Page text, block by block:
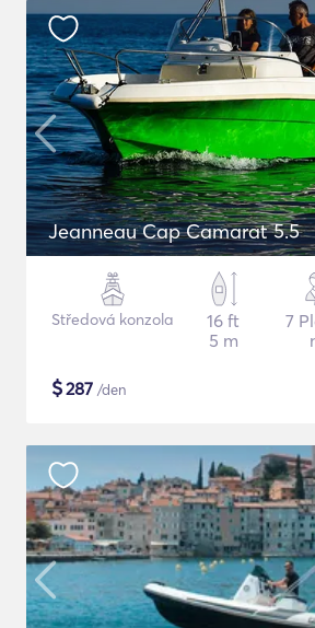
Jeanneau Cap Camarat 5.5
Středová konzola
16 ft
5 m
7
$287 /den